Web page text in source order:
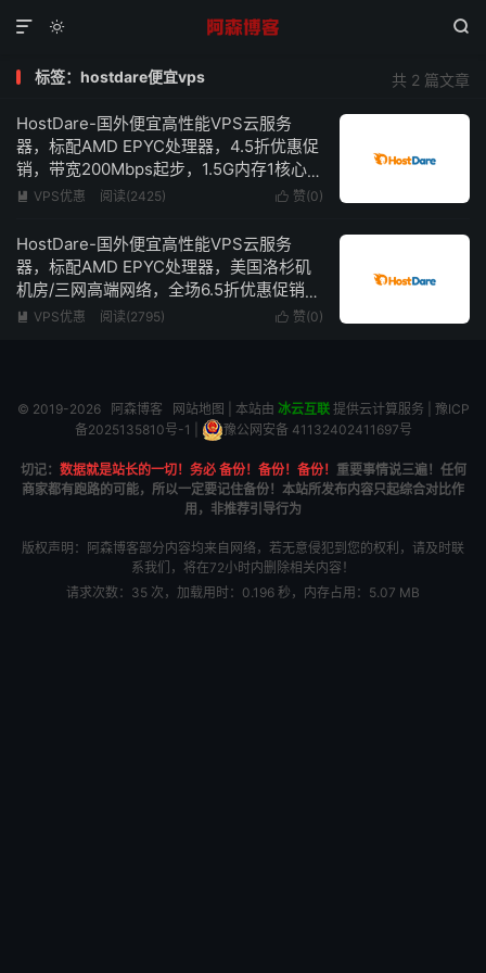
 

共 2 篇文章
标签：hostdare便宜vps
HostDare-国外便宜高性能VPS云服务
器，标配AMD EPYC处理器，4.5折优惠促
销，带宽200Mbps起步，1.5G内存1核心低
至$12.6/年
 赞(0)
 VPS优惠 阅读(2425)
HostDare-国外便宜高性能VPS云服务
器，标配AMD EPYC处理器，美国洛杉矶
机房/三网高端网络，全场6.5折优惠促销，
1.5G内存1核心100Mbps带宽低至$24/年
 赞(0)
 VPS优惠 阅读(2795)
© 2019-2026 阿森博客 网站地图 | 本站由 冰云互联提供云计算服务 | 豫ICP
备2025135810号-1
豫公网安备 41132402411697号
切记： 数据就是站长的一切！务必 备份！备份！备份！ 重要事情说三遍！任何
商家都有跑路的可能，所以一定要记住备份！本站所发布内容只起综合对比作
用，非推荐引导行为
版权声明：阿森博客部分内容均来自网络，若无意侵犯到您的权利，请及时联
系我们，将在72小时内删除相关内容！
请求次数：35 次，加载用时：0.196 秒，内存占用：5.07 MB